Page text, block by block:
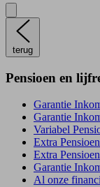
terug
Pensioen en
Garantie
Garantie
Variabel
Extra
Extra
Garantie
Al onze